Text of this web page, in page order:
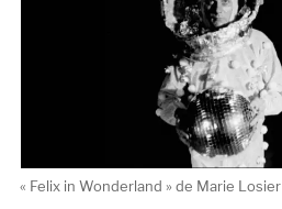
« Felix in Wonderland » de Marie Losier